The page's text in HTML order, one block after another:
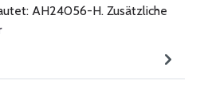
AH24056-H. Zusätzliche